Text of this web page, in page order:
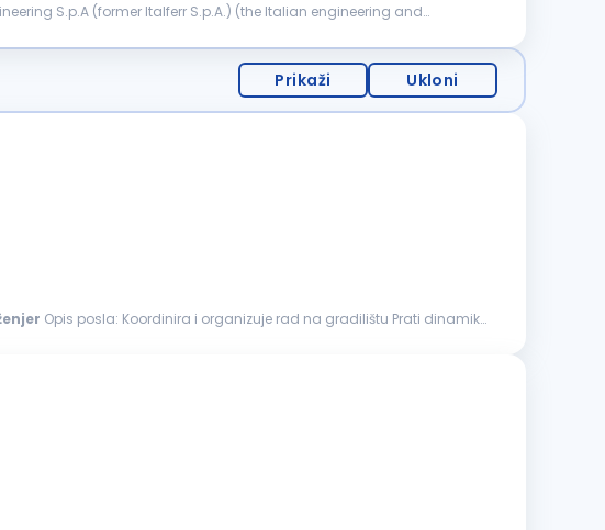
S.p.A (former Italferr S.p.A.) (the Italian engineering and
Prikaži Ukloni
Opis posla: Koordinira i organizuje rad na gradilištu Prati dinamiku